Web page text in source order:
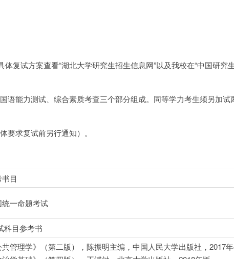
体复试方案查看“湖北大学研究生招生信息网”以及我校在“中国研究
语能力测试、综合素质考查三个部分组成。同等学力考生须另加试
要求复试前另行通知）。
目
统一命题考试
科目参考书
共管理学》（第二版），陈振明主编，中国人民大学出版社，2017